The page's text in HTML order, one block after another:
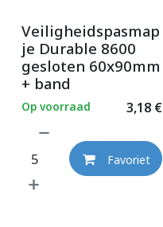
Veiligheidspasmap
je Durable 8600
gesloten 60x90mm
+ band
3,18€
Op voorraad
Favoriet